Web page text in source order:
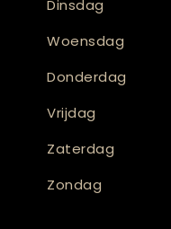
Dinsdag
Woensdag
Donderdag
Vrijdag
Zaterdag
Zondag